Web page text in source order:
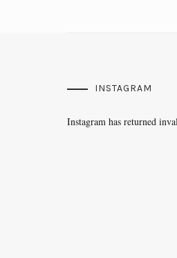
INSTAGRAM
Instagram has returned